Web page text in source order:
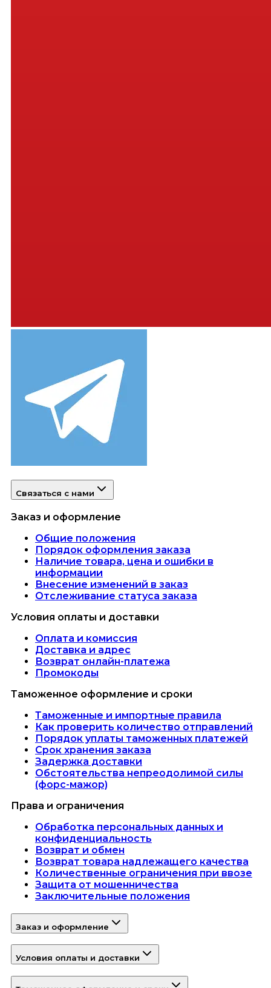
Связаться с нами
Заказ и оформление
Общие положения
Порядок оформления заказа
Наличие товара, цена и ошибки в
информации
Внесение изменений в заказ
Отслеживание статуса заказа
Условия оплаты и доставки
Оплата и комиссия
Доставка и адрес
Возврат онлайн-платежа
Промокоды
Таможенное оформление и сроки
Таможенные и импортные правила
Как проверить количество отправлений
Порядок уплаты таможенных платежей
Срок хранения заказа
Задержка доставки
Обстоятельства непреодолимой силы
(форс-мажор)
Права и ограничения
Обработка персональных данных и
конфиденциальность
Возврат и обмен
Возврат товара надлежащего качества
Количественные ограничения при ввозе
Защита от мошенничества
Заключительные положения
Заказ и оформление
Условия оплаты и доставки